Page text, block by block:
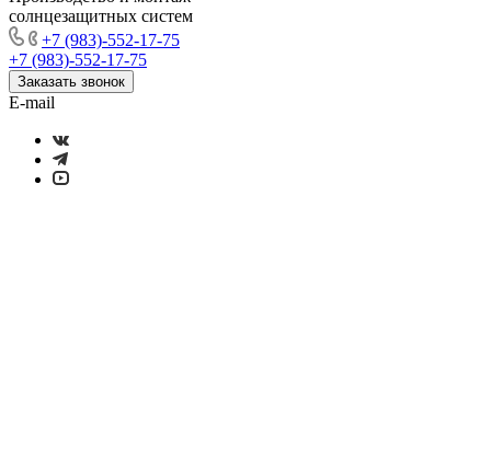
солнцезащитных систем
+7 (983)-552-17-75
+7 (983)-552-17-75
Заказать звонок
E-mail